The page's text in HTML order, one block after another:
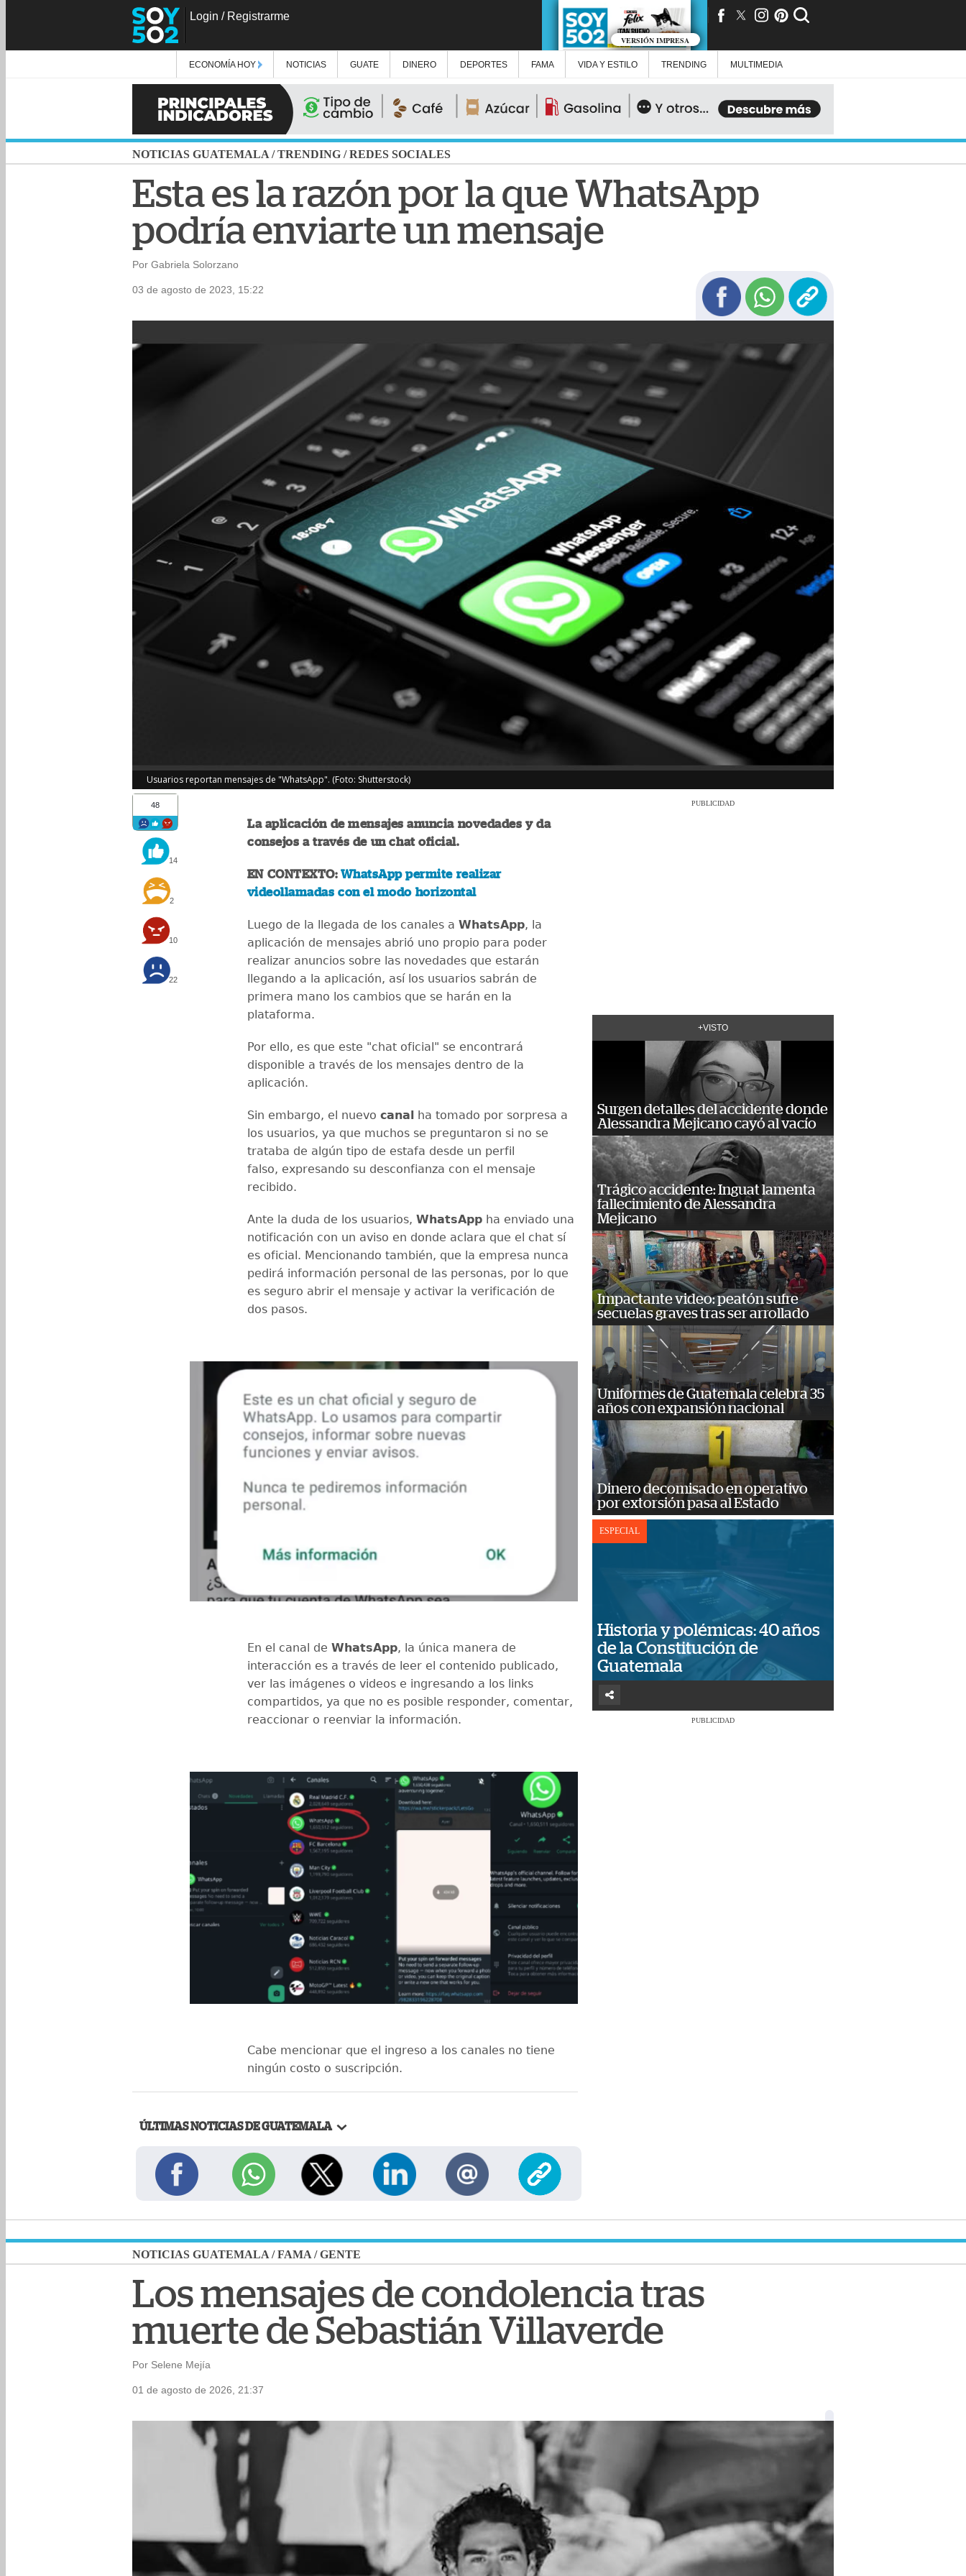
Login / Registrarme
VERSIÓN IMPRESA
ECONOMÍA HOY NOTICIAS GUATE DINERO DEPORTES FAMA VIDA Y ESTILO TRENDING MULTIMEDIA
NOTICIAS GUATEMALA /TRENDING /REDES SOCIALES
Esta es la razón por la que WhatsApp
podría enviarte un mensaje
Por Gabriela Solorzano
03 de agosto de 2023, 15:22
Usuarios reportan mensajes de "WhatsApp". (Foto: Shutterstock)
48
14
2
10
22
La aplicación de mensajes anuncia novedades y da
consejos a través de un chat oficial.
EN CONTEXTO: WhatsApp permite realizar
videollamadas con el modo horizontal
Luego de la llegada de los canales a WhatsApp, la
aplicación de mensajes abrió uno propio para poder
realizar anuncios sobre las novedades que estarán
llegando a la aplicación, así los usuarios sabrán de
primera mano los cambios que se harán en la
plataforma.
Por ello, es que este "chat oficial" se encontrará
disponible a través de los mensajes dentro de la
aplicación.
Sin embargo, el nuevo canal ha tomado por sorpresa a
los usuarios, ya que muchos se preguntaron si no se
trataba de algún tipo de estafa desde un perfil
falso, expresando su desconfianza con el mensaje
recibido.
Ante la duda de los usuarios, WhatsApp ha enviado una
notificación con un aviso en donde aclara que el chat sí
es oficial. Mencionando también, que la empresa nunca
pedirá información personal de las personas, por lo que
es seguro abrir el mensaje y activar la verificación de
dos pasos.
En el canal de WhatsApp, la única manera de
interacción es a través de leer el contenido publicado,
ver las imágenes o videos e ingresando a los links
compartidos, ya que no es posible responder, comentar,
reaccionar o reenviar la información.
Cabe mencionar que el ingreso a los canales no tiene
ningún costo o suscripción.
ÚLTIMAS NOTICIAS DE GUATEMALA
PUBLICIDAD
+VISTO
Surgen detalles del accidente donde
Alessandra Mejicano cayó al vacío
Trágico accidente: Inguat lamenta
fallecimiento de Alessandra
Mejicano
Impactante video: peatón sufre
secuelas graves tras ser arrollado
Uniformes de Guatemala celebra 35
años con expansión nacional
Dinero decomisado en operativo
por extorsión pasa al Estado
ESPECIAL
Historia y polémicas: 40 años
de la Constitución de
Guatemala
PUBLICIDAD
NOTICIAS GUATEMALA /FAMA /GENTE
Los mensajes de condolencia tras
muerte de Sebastián Villaverde
Por Selene Mejía
01 de agosto de 2026, 21:37